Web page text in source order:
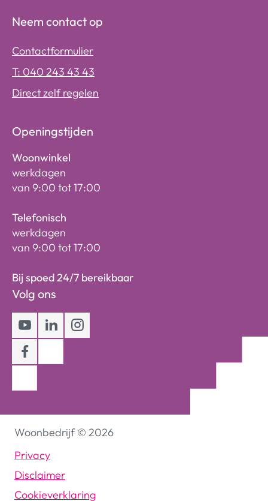
Neem contact op
Contactformulier
T: 040 243 43 43
Direct zelf regelen
Openingstijden
Woonwinkel
werkdagen
van 9:00 tot 17:00
Telefonisch
werkdagen
van 9:00 tot 17:00
Bij spoed 24/7 bereikbaar
Volg ons
Youtube
LinkedInInstagram
Facebook
Woonbedrijf© 2026
Privacy
Disclaimer
Cookieverklaring